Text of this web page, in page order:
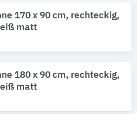
170 x 90 cm, rechteckig,
matt
180 x 90 cm, rechteckig,
matt